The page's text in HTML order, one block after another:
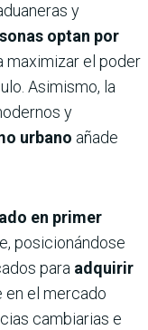
y
optan por
maximizar el poder
Asimismo, la
y
urbano añade
en primer
posicionándose
para adquirir
en el mercado
cambiarias e